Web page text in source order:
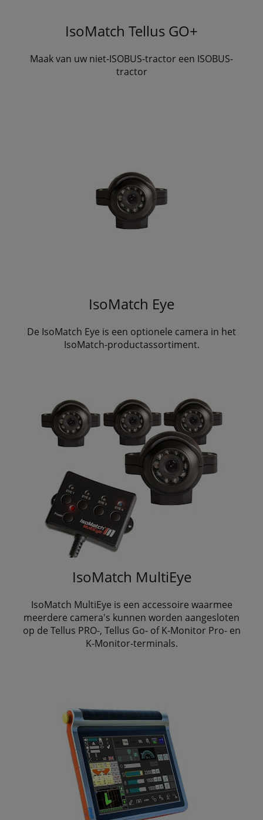
IsoMatch Tellus GO+
Maak van uw niet-ISOBUS-tractor een ISOBUS-
tractor
IsoMatch Eye
De IsoMatch Eye is een optionele camera in het
IsoMatch-productassortiment.
IsoMatch MultiEye
IsoMatch MultiEye is een accessoire waarmee
meerdere camera's kunnen worden aangesloten
op de Tellus PRO-, Tellus Go- of K-Monitor Pro- en
K-Monitor-terminals.